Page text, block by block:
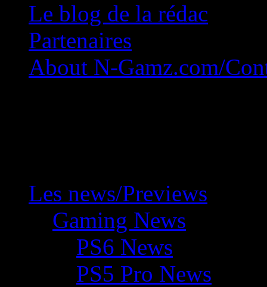
Le blog de la rédac
Partenaires
About N-Gamz.com/
Les news/Previews
Gaming News
PS6 News
PS5 Pro News